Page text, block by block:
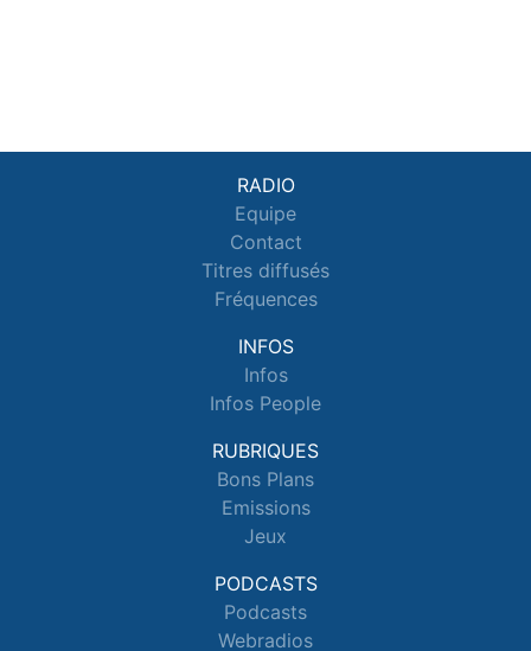
RADIO
Equipe
Contact
Titres diffusés
Fréquences
INFOS
Infos
Infos People
RUBRIQUES
Bons Plans
Emissions
Jeux
PODCASTS
Podcasts
Webradios